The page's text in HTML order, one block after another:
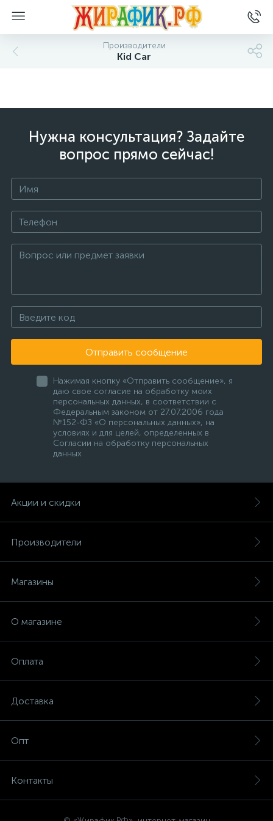
Производители
Kid Car
Нужна консультация? Задайте
вопрос прямо сейчас!
Отправить сообщение
Нажимая кнопку «Отправить сообщение», я
даю свое согласие на обработку моих
персональных данных, в соответствии с
Федеральным законом от 27.07.2006 года
№152-ФЗ «О персональных данных», на
условиях и для целей, определенных в
Согласии на обработку персональных
данных
Акции и скидки
Производители
Магазины
О магазине
Оплата
Доставка
Опт
Контакты